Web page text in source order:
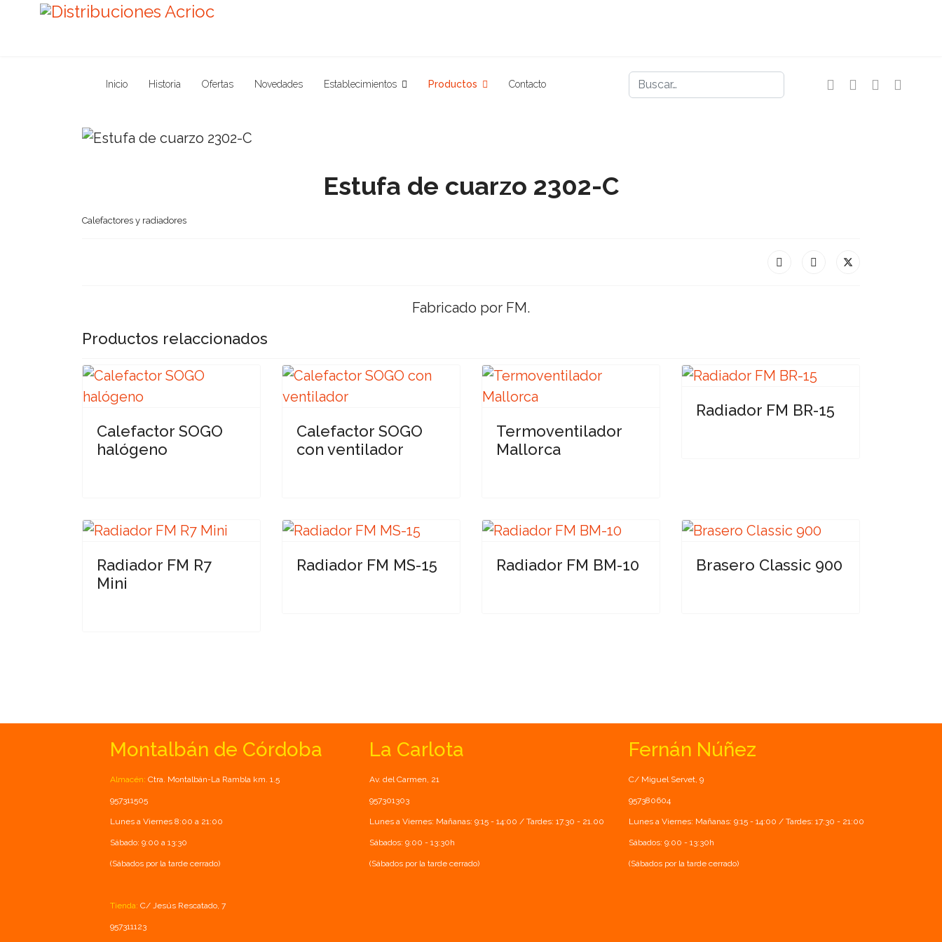
Inicio Historia Ofertas Novedades Establecimientos Productos Contacto Buscar
Estufa de cuarzo 2302-C
Calefactores y radiadores
Fabricado por FM.
Productos relaccionados
Calefactor SOGO
halógeno
Calefactor SOGO
con ventilador
Termoventilador
Mallorca
Radiador FM BR-15
Radiador FM R7
Mini
Radiador FM MS-15 Radiador FM BM-10 Brasero Classic 900
Montalbán de Córdoba
Almacén: Ctra. Montalbán-La Rambla km. 1.5
957311505
Lunes a Viernes 8:00 a 21:00
Sábado: 9:00 a 13:30
(Sábados por la tarde cerrado)
Tienda: C/ Jesús Rescatado, 7
957311123
La Carlota
Av. del Carmen, 21
957301303
Lunes a Viernes: Mañanas: 9:15 - 14:00 / Tardes: 17.30 - 21.00
Sábados: 9:00 - 13:30h
(Sábados por la tarde cerrado)
Fernán Núñez
C/ Miguel Servet, 9
957380604
Lunes a Viernes: Mañanas: 9:15 - 14:00 / Tardes: 17:30 - 21:00
Sábados: 9:00 - 13:30h
(Sábados por la tarde cerrado)